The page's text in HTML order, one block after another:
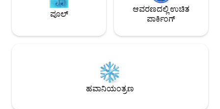
ಪೂಲ್
ಆವರಣದಲ್ಲಿ ಉಚಿತ
ಪಾರ್ಕಿಂಗ್
ಹವಾನಿಯಂತ್ರಣ